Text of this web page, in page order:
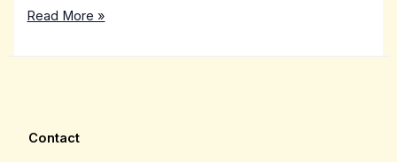
Read More »
Contact